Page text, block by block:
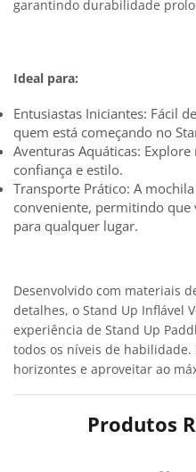
garantindo durabilidade
Ideal para:
Entusiastas Iniciantes: Fácil
quem está começando no
Aventuras Aquáticas:
confiança e estilo.
Transporte Prático: A
conveniente, permitindo que
para qualquer lugar.
Desenvolvido com materiais
detalhes, o Stand Up Inflável
experiência de Stand Up
todos os níveis de
horizontes e aproveitar ao
Produtos